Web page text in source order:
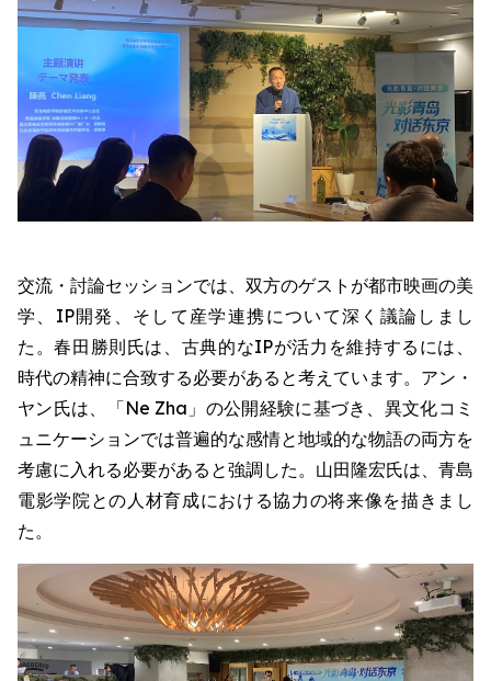
交流・討論セッションでは、双方のゲストが都市映画の美
学、IP開発、そして産学連携について深く議論しまし
た。春田勝則氏は、古典的なIPが活力を維持するには、
時代の精神に合致する必要があると考えています。アン・
ヤン氏は、「Ne Zha」の公開経験に基づき、異文化コミ
ュニケーションでは普遍的な感情と地域的な物語の両方を
考慮に入れる必要があると強調した。山田隆宏氏は、青島
電影学院との人材育成における協力の将来像を描きまし
た。